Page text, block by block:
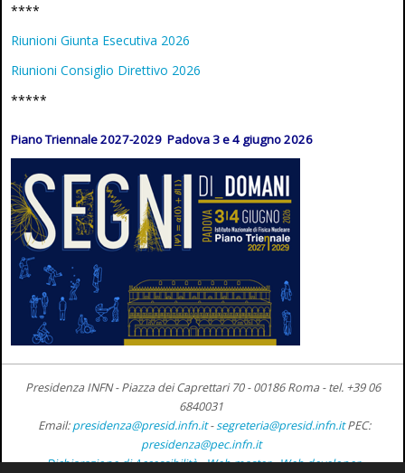
****
Riunioni Giunta Esecutiva 2026
Riunioni Consiglio Direttivo 2026
*****
Piano Triennale 2027-2029 Padova 3 e 4 giugno 2026
Presidenza INFN - Piazza dei Caprettari 70 - 00186 Roma -tel. +39 06
6840031
Email:presidenza@presid.infn.it-segreteria@presid.infn.it PEC:
presidenza@pec.infn.it
Dichiarazione di Accessibilità-Web master-Web developer